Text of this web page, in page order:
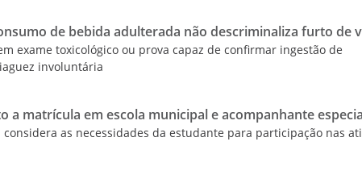
de bebida adulterada não descriminaliza furto de
exame toxicológico ou prova capaz de confirmar ingestão de
involuntária
a matrícula em escola municipal e acompanhante
as necessidades da estudante para participação nas